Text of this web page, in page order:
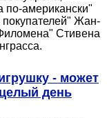
американски"
Жан-
Стивена
- может
день